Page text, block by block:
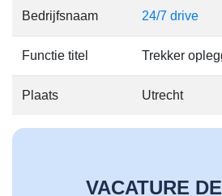
Bedrijfsnaam 24/7 drive
Functie titel Trekker
Plaats Utrecht
VACATURE